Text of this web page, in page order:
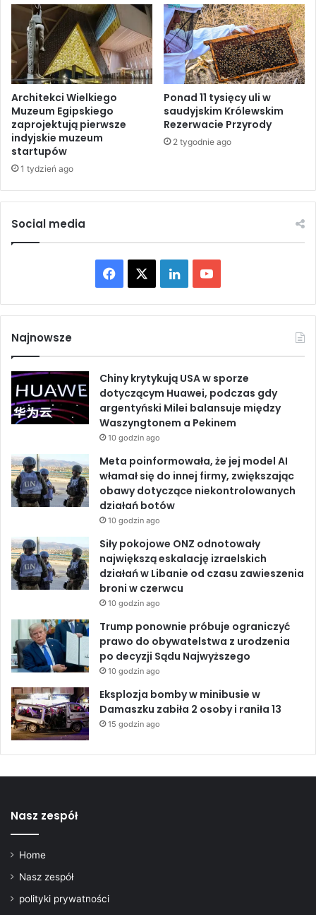
z
m
u
j
ą
o
g
i
e
ń
p
a
e
l
n
a
l
a
T
u
m
r
e
ż
K
u
b
y
.
O
d
z
w
a
w
M
e
y
k
u
i
F
l
o
d
z
i
e
Architekci Wielkiego
Muzeum Egipskiego
zaprojektują pierwsze
indyjskie muzeum
startupów
1 tydzień ago
Ponad 11 tysięcy uli w
saudyjskim Królewskim
Rezerwacie Przyrody
2 tygodnie ago
Social media
a
e
b
o
o
k
L
i
k
e
d
n
o
T
u
b
Najnowsze
Chiny krytykują USA w sporze
dotyczącym Huawei, podczas gdy
argentyński Milei balansuje między
Waszyngtonem a Pekinem
10 godzin ago
Meta poinformowała, że jej model AI
włamał się do innej firmy, zwiększając
obawy dotyczące niekontrolowanych
działań botów
10 godzin ago
Siły pokojowe ONZ odnotowały
największą eskalację izraelskich
działań w Libanie od czasu zawieszenia
broni w czerwcu
10 godzin ago
Trump ponownie próbuje ograniczyć
prawo do obywatelstwa z urodzenia
po decyzji Sądu Najwyższego
10 godzin ago
Eksplozja bomby w minibusie w
Damaszku zabiła 2 osoby i raniła 13
15 godzin ago
Nasz zespół
Home
Nasz zespół
polityki prywatności